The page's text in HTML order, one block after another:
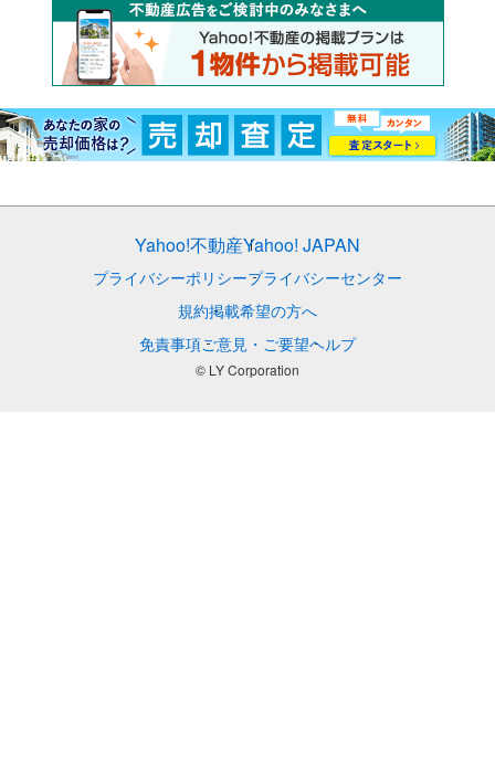
Yahoo!不動産Yahoo! JAPAN
プライバシーポリシープライバシーセンター
規約掲載希望の方へ
免責事項ご意見・ご要望ヘルプ
© LY Corporation